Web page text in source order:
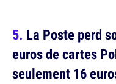
La Poste perd
euros de cartes
seulement 16